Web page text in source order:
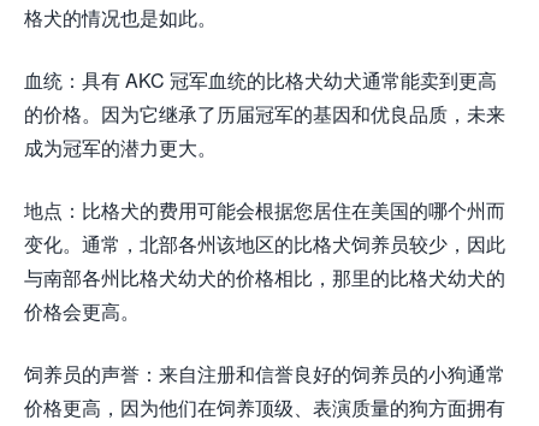
格犬的情况也是如此。
血统：具有 AKC 冠军血统的比格犬幼犬通常能卖到更高
的价格。因为它继承了历届冠军的基因和优良品质，未来
成为冠军的潜力更大。
地点：比格犬的费用可能会根据您居住在美国的哪个州而
变化。通常，北部各州该地区的比格犬饲养员较少，因此
与南部各州比格犬幼犬的价格相比，那里的比格犬幼犬的
价格会更高。
饲养员的声誉：来自注册和信誉良好的饲养员的小狗通常
价格更高，因为他们在饲养顶级、表演质量的狗方面拥有